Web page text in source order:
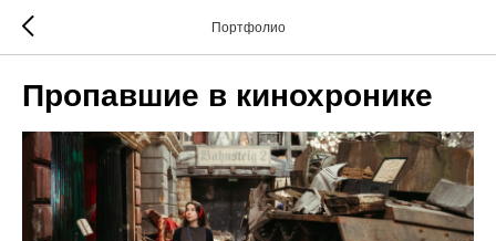
Портфолио
Пропавшие в кинохронике